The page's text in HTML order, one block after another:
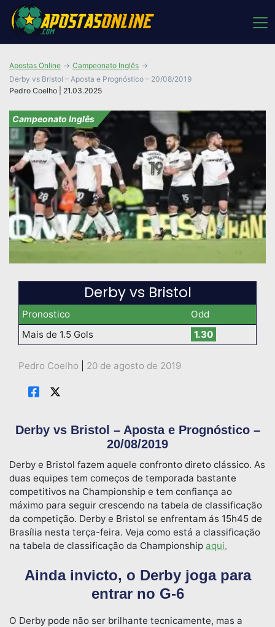
Pedro Coelho | 21.03.2025
Apostas Online
Campeonato Inglês
Derby vs Bristol – Aposta e Prognóstico – 20/08/2019
Campeonato Inglês
Derby vs Bristol
Pronostico
Odd
Mais de 1.5 Gols
1.30
Pedro Coelho 20 de agosto de 2019
Derby vs Bristol – Aposta e Prognóstico –
20/08/2019
Derby e Bristol fazem aquele confronto direto clássico. As
duas equipes tem começos de temporada bastante
competitivos na Championship e tem confiança ao
máximo para seguir crescendo na tabela de classificação
da competição. Derby e Bristol se enfrentam ás 15h45 de
Brasília nesta terça-feira. Veja como está a classificação
na tabela de classificação da Championship aqui.
Ainda invicto, o Derby joga para
entrar no G-6
O Derby pode não ser brilhante tecnicamente, mas a